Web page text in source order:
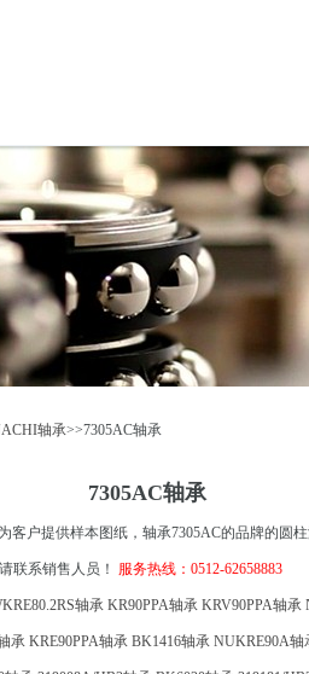
轴承>>7305AC轴承
7305AC轴承
户提供样本图纸，轴承7305AC的品牌的圆
联系销售人员！ 服务热线：0512-62658883
轴承 KR90PPA轴承 KRV90PPA轴承
承 KRE90PPA轴承 BK1416轴承 NUKRE90A轴